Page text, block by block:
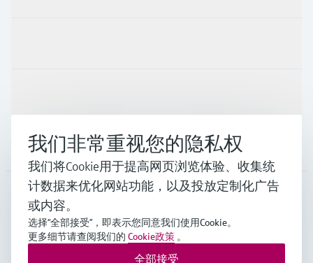
公司
CHN
我们非常重视您的隐私权
我们将Cookie用于提高网页浏览体验、收集统
计数据来优化网站功能，以及投放定制化广告
或内容。
选择“全部接受”，即表示您同意我们使用Cookie。
更多细节请查阅我们的 Cookie政策 。
全部接受